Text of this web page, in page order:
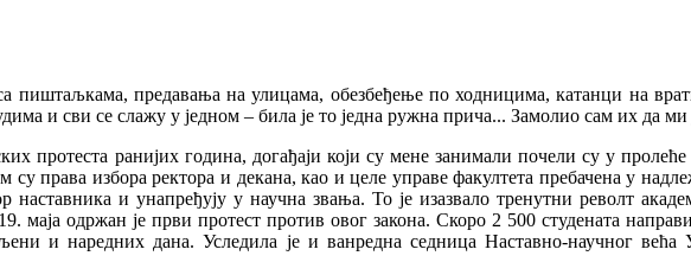
пиштаљкама, предавања на улицама, обезбеђење по ходницима, катанци на
и сви се слажу у једном – била је то једна ружна прича... Замолио сам их да ми
протеста ранијих година, догађаји који су мене занимали почели су у
су права избора ректора и декана, као и целе управе факултета пребачена у
и унапређују у научна звања. То је изазвало тренутни револт
одржан је први протест против овог закона. Скоро 2 500 студената
и наредних дана. Уследила је и ванредна седница Наставно-научног већа